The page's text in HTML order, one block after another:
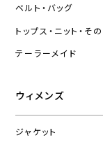
ベルト・バッグ
トップス・ニット・そ
テーラーメイド
ウィメンズ
ジャケット